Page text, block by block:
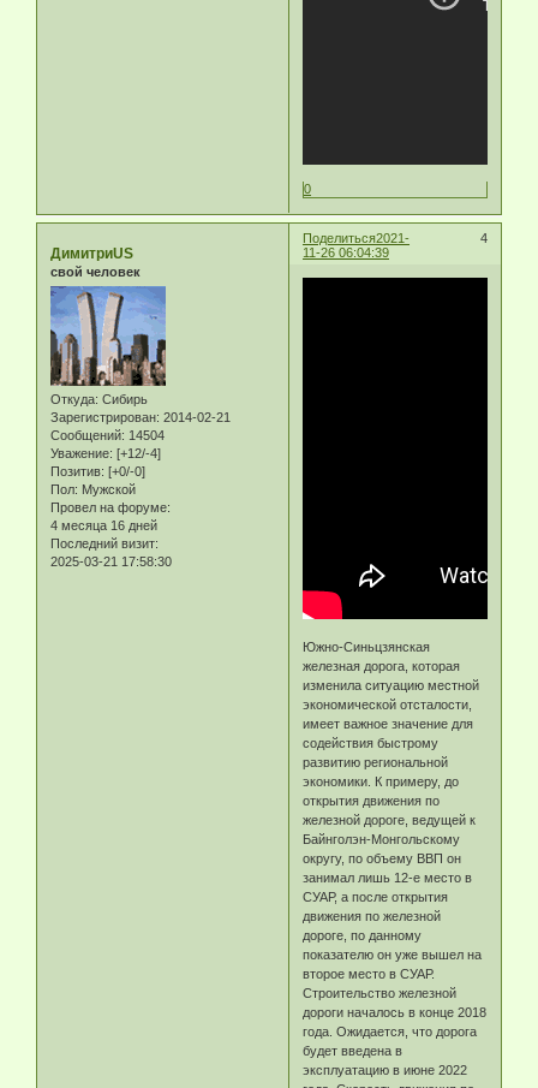
0
Поделиться 4
2021-
11-26 06:04:39
ДимитриUS
свой человек
Откуда: Сибирь
Зарегистрирован: 2014-02-21
Сообщений: 14504
Уважение: [+12/-4]
Позитив: [+0/-0]
Пол: Мужской
Провел на форуме:
4 месяца 16 дней
Последний визит:
2025-03-21 17:58:30
Южно-Синьцзянская
железная дорога, которая
изменила ситуацию местной
экономической отсталости,
имеет важное значение для
содействия быстрому
развитию региональной
экономики. К примеру, до
открытия движения по
железной дороге, ведущей к
Байнголэн-Монгольскому
округу, по объему ВВП он
занимал лишь 12-е место в
СУАР, а после открытия
движения по железной
дороге, по данному
показателю он уже вышел на
второе место в СУАР.
Строительство железной
дороги началось в конце 2018
года. Ожидается, что дорога
будет введена в
эксплуатацию в июне 2022